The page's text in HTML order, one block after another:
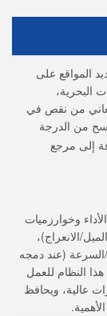
المواقع على
البحرية،
تعاني من نقص في
من الدرجة
إلى مرجع
وخوارزميات
الانعراج)،
السرعة (عند دمجه
النظام للعمل
عالية، ويحافظ